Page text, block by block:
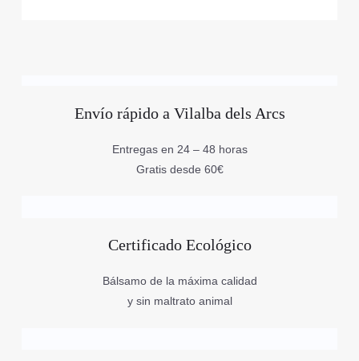
Envío rápido a Vilalba dels Arcs
Entregas en 24 – 48 horas
Gratis desde 60€
Certificado Ecológico
Bálsamo de la máxima calidad
y sin maltrato animal